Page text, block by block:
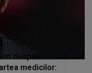
despre
medicilor: